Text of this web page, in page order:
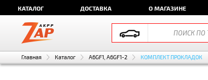
КАТАЛОГ ДОСТАВКА О МАГАЗИНЕ
Главная Каталог A6GF1, A6GF1-2 КОМПЛЕКТ ПРОКЛАДОК